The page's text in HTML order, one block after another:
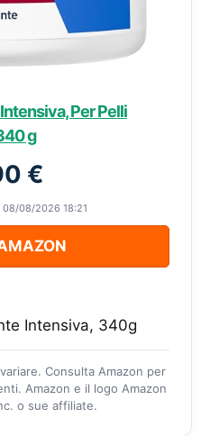
Per Pelli
g
€
08/08/2026 18:21
Intensiva, 340g
Consulta Amazon per
Amazon e il logo Amazon
o sue affiliate.